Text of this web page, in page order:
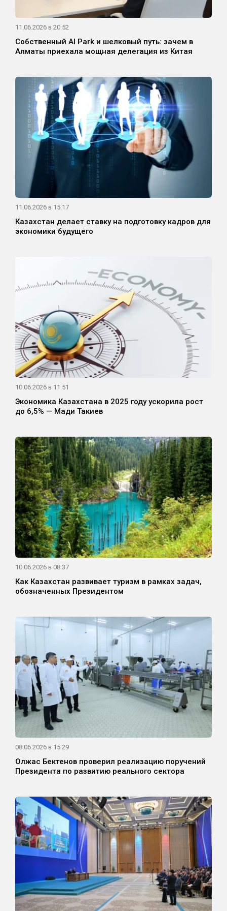
11.06.2026 в 20:52
Собственный AI Park и шелковый путь: зачем в
Алматы приехала мощная делегация из Китая
11.06.2026 в 15:17
Казахстан делает ставку на подготовку кадров для
экономики будущего
10.06.2026 в 11:51
Экономика Казахстана в 2025 году ускорила рост
до 6,5% — Мади Такиев
10.06.2026 в 08:37
Как Казахстан развивает туризм в рамках задач,
обозначенных Президентом
08.06.2026 в 15:29
Олжас Бектенов проверил реализацию поручений
Президента по развитию реального сектора